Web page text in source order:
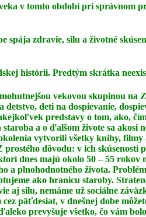
v tomto období pri správnom
spája zdravie, silu a životné
histórii. Predtým skrátka
vekovou skupinou na
deti na dospievanie,
predstavy o tom, ako,
staroba a o ďalšom živote sa akosi
vytvorili všetky knihy, filmy
dôvodu: v ich skúsenosti
dnes majú okolo 50 – 55 rokov
a plnohodnotného života.
ako hranicu staroby.
aj silu, nemáme už sociálne
päťdesiat, v dnešnej dobe
prevyšuje všetko, čo vám